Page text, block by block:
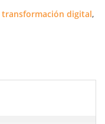
transformación digital,